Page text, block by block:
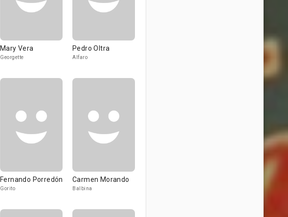
Mary Vera
Georgette
Pedro Oltra
Alfaro
Fernando Porredón
Gorito
Carmen Morando
Balbina